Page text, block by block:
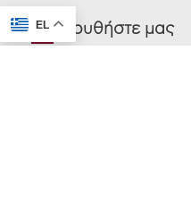
EL
Ακολουθήστε μας